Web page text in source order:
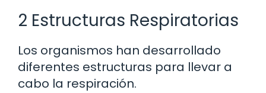
2 Estructuras Respiratorias
Los organismos han desarrollado
diferentes estructuras para llevar a
cabo la respiración.